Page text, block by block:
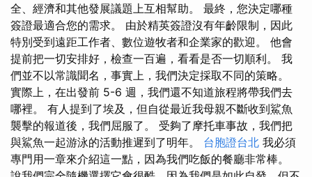
全、經濟和其他發展議題上互相幫助。 最終，您決定哪種
簽證最適合您的需求。 由於精英簽證沒有年齡限制，因此
特別受到遠距工作者、數位遊牧者和企業家的歡迎。 他會
提前把一切安排好，檢查一百遍，看看是否一切順利。 我
們並不以常識聞名，事實上，我們決定採取不同的策略。
實際上，在出發前 5-6 週，我們還不知道旅程將帶我們去
哪裡。 有人提到了埃及，但自從最近我母親不斷收到鯊魚
襲擊的報道後，我們屈服了。 受夠了摩托車事故，我們把
與鯊魚一起游泳的活動推遲到了明年。 台胞證台北 我必須
專門用一章來介紹這一點，因為我們吃飯的餐廳非常棒。